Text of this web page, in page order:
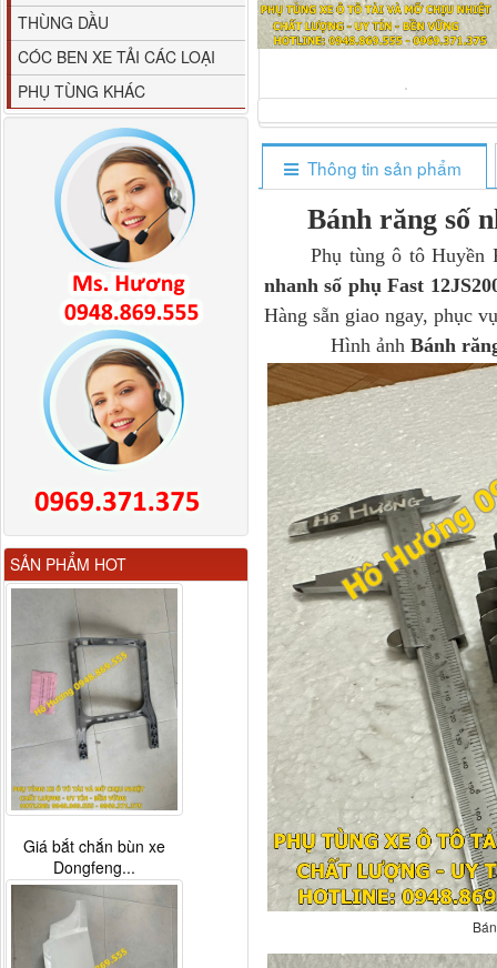
Thông tin sản phẩm
Bánh răng số
Phụ tùng ô tô Huyền
nhanh số phụ Fast
Hàng sẵn giao ngay, phục
Hình ảnh Bánh
THÙNG DẦU
CÓC BEN XE TẢI CÁC LOẠI
PHỤ TÙNG KHÁC
SẢN PHẨM HOT
M4610162101A0 Tapbi
cửa Thaco...
Gương chiếu hậu FAW
JH6 có sấy...
Giá bắt chắn bùn xe
Dongfeng...